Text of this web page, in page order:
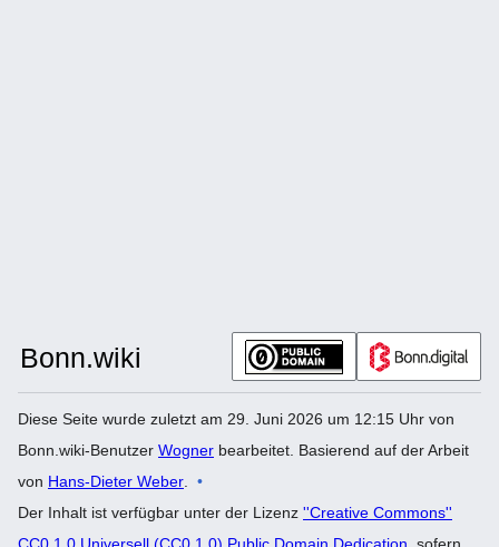
Diese Seite wurde zuletzt am 29. Juni 2026 um 12:15 Uhr von
Bonn.wiki-Benutzer Wogner bearbeitet. Basierend auf der Arbeit
von Hans-Dieter Weber
Der Inhalt ist verfügbar unter der Lizenz ''Creative Commons''